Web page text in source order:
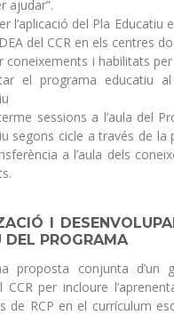
ajudar”.
l’aplicació del Pla Educatiu
del CCR en els centres
coneixements i habilitats
el programa educatiu
sessions a l’aula del
segons cicle a través de la
a l’aula dels
I
DEL PROGRAMA
proposta conjunta d’un
per incloure
de RCP en el currículum